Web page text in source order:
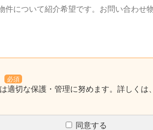
必須
適切な保護・管理に努めます。詳しくは、
同意する